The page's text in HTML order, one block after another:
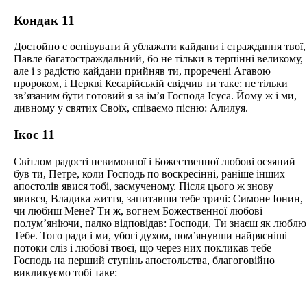
Кондак 11
Достойно є оспівувати й ублажати кайдани і страждання твої,
Павле багатостраждальний, бо не тільки в терпінні великому,
але і з радістю кайдани прийняв ти, проречені Агавою
пророком, і Церкві Кесарійській свідчив ти таке: не тільки
зв’язаним бути готовий я за ім’я Господа Ісуса. Йому ж і ми,
дивному у святих Своїх, співаємо пісню: Алилуя.
Ікос 11
Світлом радості невимовної і Божественної любові осяяний
був ти, Петре, коли Господь по воскресінні, раніше інших
апостолів явися тобі, засмученому. Після цього ж знову
явився, Владика життя, запитавши тебе тричі: Симоне Іонин,
чи любиш Мене? Ти ж, вогнем Божественної любові
полум’яніючи, палко відповідав: Господи, Ти знаєш як люблю
Тебе. Того ради і ми, убогі духом, пом’янувши найрясніші
потоки сліз і любові твоєї, що через них покликав тебе
Господь на перший ступінь апостольства, благоговійно
викликуємо тобі таке: